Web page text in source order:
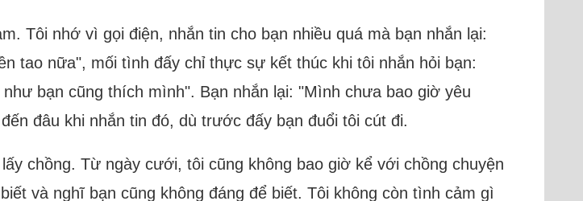
Tôi nhớ vì gọi điện, nhắn tin cho bạn nhiều quá mà bạn nhắn lại:
tao nữa", mối tình đấy chỉ thực sự kết thúc khi tôi nhắn hỏi bạn:
bạn cũng thích mình". Bạn nhắn lại: "Mình chưa bao giờ yêu
đâu khi nhắn tin đó, dù trước đấy bạn đuổi tôi cút đi.
chồng. Từ ngày cưới, tôi cũng không bao giờ kể với chồng chuyện
và nghĩ bạn cũng không đáng để biết. Tôi không còn tình cảm gì